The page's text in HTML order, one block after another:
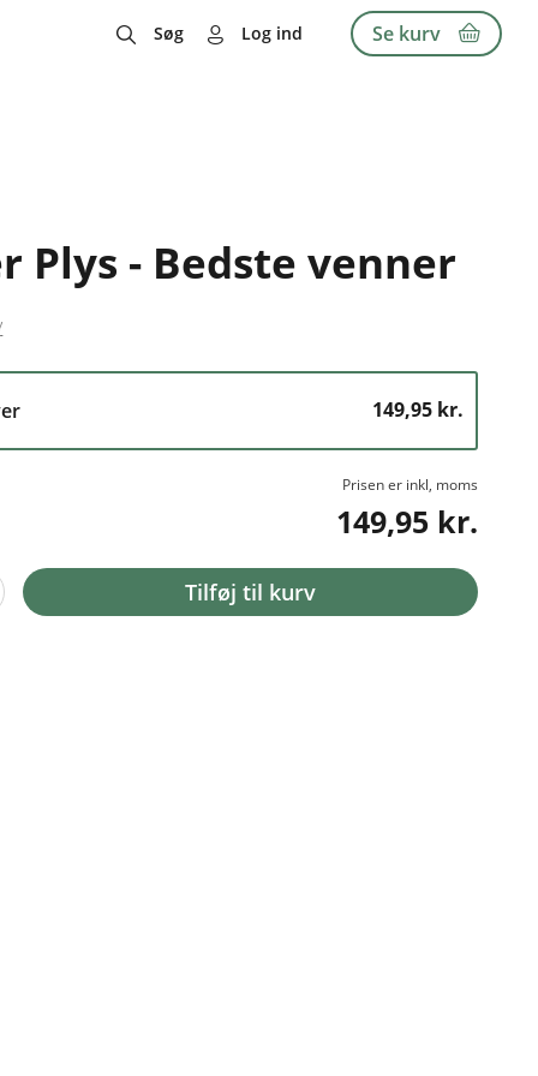
Søg Log ind Se kurv
Plys - Bedste venner
149,95 kr.
Prisen er inkl, moms
149,95 kr.
Tilføj til kurv